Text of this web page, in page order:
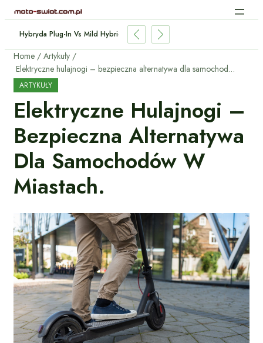
Aut Elektrycznych: Jak Działa Bez Kabli?
Home
Artykuły
Elektryczne hulajnogi – bezpieczna alternatywa dla samochodów w miastach.
ARTYKUŁY
Elektryczne Hulajnogi –
Bezpieczna Alternatywa
Dla Samochodów W
Miastach.